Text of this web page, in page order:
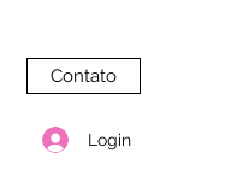
Contato
Login